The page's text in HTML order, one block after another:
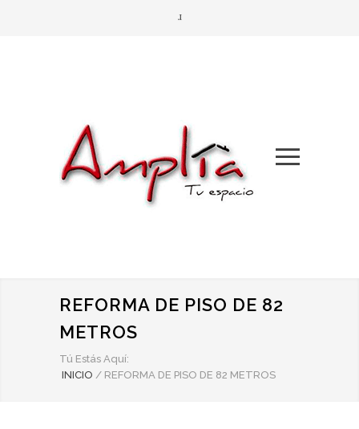
REFORMA DE PISO DE 82
METROS
Tú Estás Aquí:
INICIO / REFORMA DE PISO DE 82 METROS